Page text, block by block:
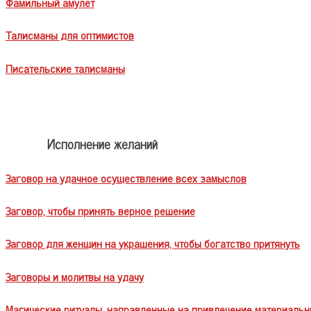
Талисманы для оптимистов
Писательские талисманы
Исполнение желаний
Заговор на удачное осуществление всех замыслов
Заговор, чтобы принять верное решение
Заговор для женщин на украшения, чтобы богатство притянуть
Заговоры и молитвы на удачу